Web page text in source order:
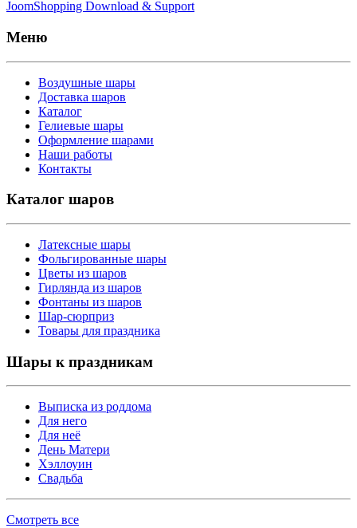
JoomShopping Download & Support
Меню
Воздушные шары
Доставка шаров
Каталог
Гелиевые шары
Оформление шарами
Наши работы
Контакты
Каталог шаров
Латексные шары
Фольгированные шары
Цветы из шаров
Гирлянда из шаров
Фонтаны из шаров
Шар-сюрприз
Товары для праздника
Шары к праздникам
Выписка из роддома
Для него
Для неё
День Матери
Хэллоуин
Свадьба
Смотреть все